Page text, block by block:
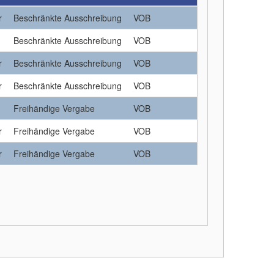
Beschränkte Ausschreibung
VOB
Beschränkte Ausschreibung
VOB
Beschränkte Ausschreibung
VOB
Beschränkte Ausschreibung
VOB
Freihändige Vergabe
VOB
Freihändige Vergabe
VOB
Freihändige Vergabe VOB